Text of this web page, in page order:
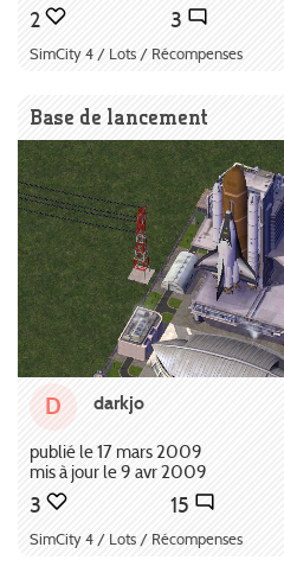
2 3
SimCity 4 / Lots / Récompenses
Base de lancement
D darkjo
publié le 17 mars 2009
mis à jour le 9 avr 2009
3 15
SimCity 4 / Lots / Récompenses